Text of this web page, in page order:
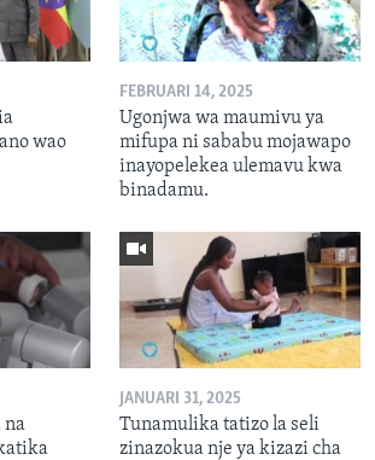
wao
FEBRUARI 14, 2025
Ugonjwa wa maumivu ya
mifupa ni sababu mojawapo
inayopelekea ulemavu kwa
binadamu.
na
JANUARI 31, 2025
Tunamulika tatizo la seli
zinazokua nje ya kizazi cha